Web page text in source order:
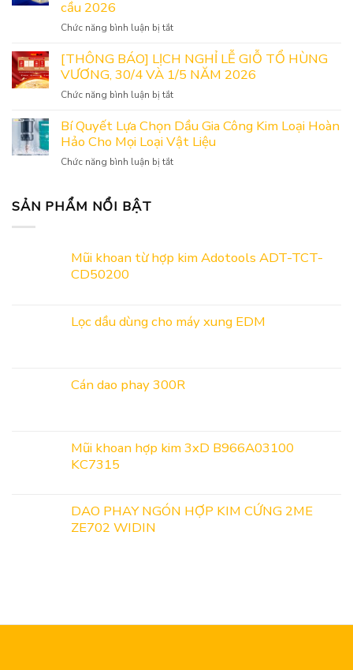
Mũi
Hỏng
Tại
Lãm
Công
Hỗ
Và
Kết
cầu 2026
Chức năng bình luận bị tắtở
Mời
Tham
Quan
Gian
ADOBUS
Tại
Lãm
Kết
[THÔNG BÁO] LỊCH NGHỈ LỄ GIỖ TỔ HÙNG
VƯƠNG, 30/4 VÀ 1/5 NĂM 2026
Chức năng bình luận bị tắtở
BÁO]
LỊCH
NGHỈ
LỄ
1/5
Bí Quyết Lựa Chọn Dầu Gia Công Kim Loại Hoàn
Hảo Cho Mọi Loại Vật Liệu
Chức năng bình luận bị tắtở
Công
Hảo
Liệu
SẢN PHẨM NỔI BẬT
Mũi khoan từ hợp kim Adotools ADT-TCT-
CD50200
Lọc dầu dùng cho máy xung EDM
Cán dao phay 300R
Mũi khoan hợp kim 3xD B966A03100
KC7315
DAO PHAY NGÓN HỢP KIM CỨNG 2ME
ZE702 WIDIN